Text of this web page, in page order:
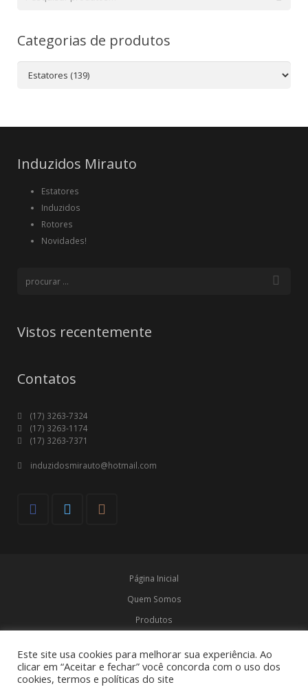
Categorias de produtos
Induzidos Mirauto
Estatores
Induzidos
Rotores
Novidades!
Vistos recentemente
Contatos
(17) 3263-7324
(17) 3263-1174
(17) 3263-7371
induzidosmirauto@hotmail.com
Página Inicial
Quem Somos
Produtos
Contato
© Induzidos Mirauto
Este site usa cookies para melhorar sua experiência. Ao
clicar em “Aceitar e fechar” você concorda com o uso dos
cookies, termos e políticas do site